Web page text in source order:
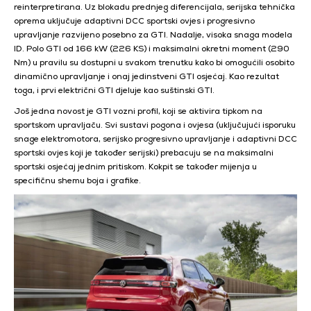
reinterpretirana. Uz blokadu prednjeg diferencijala, serijska tehnička
oprema uključuje adaptivni DCC sportski ovjes i progresivno
upravljanje razvijeno posebno za GTI. Nadalje, visoka snaga modela
ID. Polo GTI od 166 kW (226 KS) i maksimalni okretni moment (290
Nm) u pravilu su dostupni u svakom trenutku kako bi omogućili osobito
dinamično upravljanje i onaj jedinstveni GTI osjećaj. Kao rezultat
toga, i prvi električni GTI djeluje kao suštinski GTI.
Još jedna novost je GTI vozni profil, koji se aktivira tipkom na
sportskom upravljaču. Svi sustavi pogona i ovjesa (uključujući isporuku
snage elektromotora, serijsko progresivno upravljanje i adaptivni DCC
sportski ovjes koji je također serijski) prebacuju se na maksimalni
sportski osjećaj jednim pritiskom. Kokpit se također mijenja u
specifičnu shemu boja i grafike.